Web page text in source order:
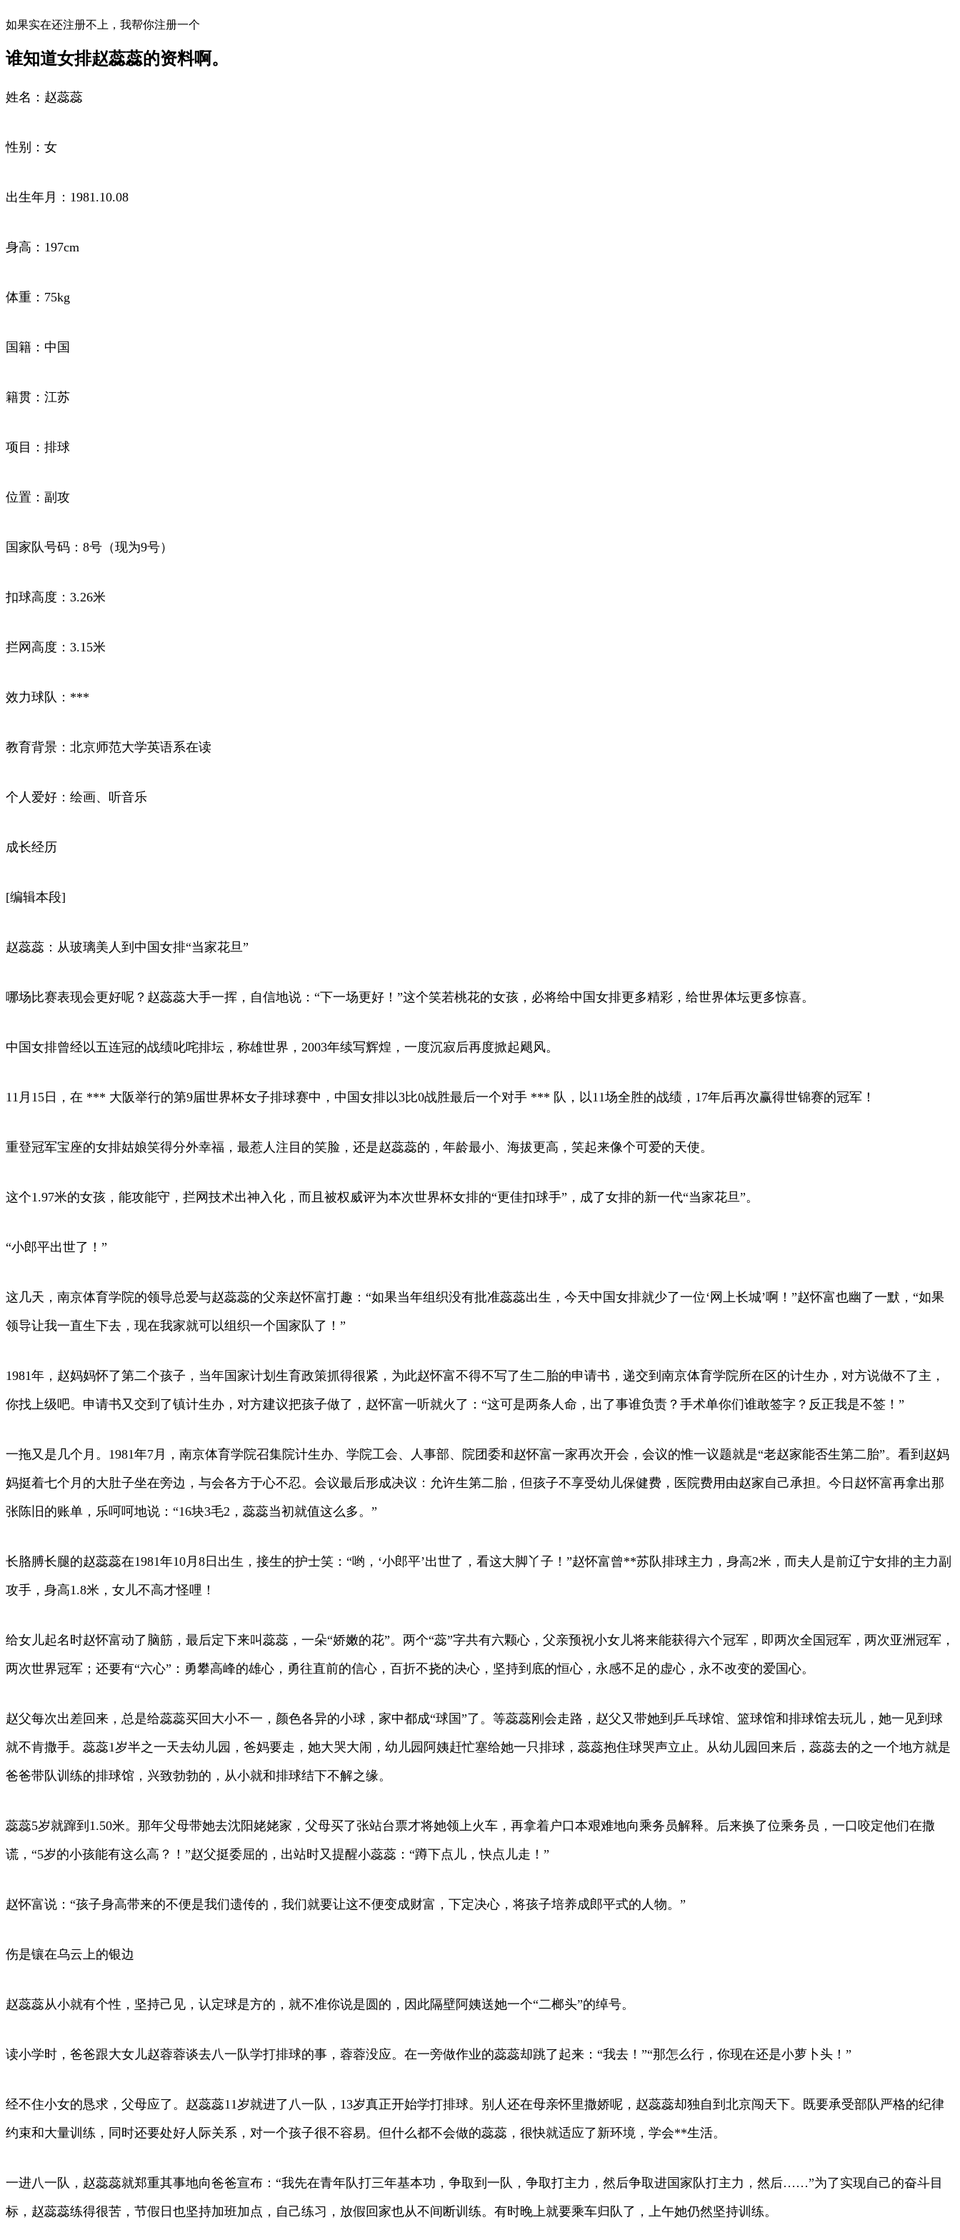
如果实在还注册不上，我帮你注册一个
谁知道女排赵蕊蕊的资料啊。
姓名：赵蕊蕊
性别：女
出生年月：1981.10.08
身高：197cm
体重：75kg
国籍：中国
籍贯：江苏
项目：排球
位置：副攻
国家队号码：8号（现为9号）
扣球高度：3.26米
拦网高度：3.15米
效力球队：***
教育背景：北京师范大学英语系在读
个人爱好：绘画、听音乐
成长经历
[编辑本段]
赵蕊蕊：从玻璃美人到中国女排“当家花旦”
哪场比赛表现会更好呢？赵蕊蕊大手一挥，自信地说：“下一场更好！”这个笑若桃花的女孩，必将给中国女排更多精彩，给世界体坛更多惊喜。
中国女排曾经以五连冠的战绩叱咤排坛，称雄世界，2003年续写辉煌，一度沉寂后再度掀起飓风。
11月15日，在 *** 大阪举行的第9届世界杯女子排球赛中，中国女排以3比0战胜最后一个对手 *** 队，以11场全胜的战绩，17年后再次赢得世锦赛的冠军！
重登冠军宝座的女排姑娘笑得分外幸福，最惹人注目的笑脸，还是赵蕊蕊的，年龄最小、海拔更高，笑起来像个可爱的天使。
这个1.97米的女孩，能攻能守，拦网技术出神入化，而且被权威评为本次世界杯女排的“更佳扣球手”，成了女排的新一代“当家花旦”。
“小郎平出世了！”
这几天，南京体育学院的领导总爱与赵蕊蕊的父亲赵怀富打趣：“如果当年组织没有批准蕊蕊出生，今天中国女排就少了一位‘网上长城’啊！”赵怀富也幽了一默，“如果
领导让我一直生下去，现在我家就可以组织一个国家队了！”
1981年，赵妈妈怀了第二个孩子，当年国家计划生育政策抓得很紧，为此赵怀富不得不写了生二胎的申请书，递交到南京体育学院所在区的计生办，对方说做不了主，
你找上级吧。申请书又交到了镇计生办，对方建议把孩子做了，赵怀富一听就火了：“这可是两条人命，出了事谁负责？手术单你们谁敢签字？反正我是不签！”
一拖又是几个月。1981年7月，南京体育学院召集院计生办、学院工会、人事部、院团委和赵怀富一家再次开会，会议的惟一议题就是“老赵家能否生第二胎”。看到赵妈
妈挺着七个月的大肚子坐在旁边，与会各方于心不忍。会议最后形成决议：允许生第二胎，但孩子不享受幼儿保健费，医院费用由赵家自己承担。今日赵怀富再拿出那
张陈旧的账单，乐呵呵地说：“16块3毛2，蕊蕊当初就值这么多。”
长胳膊长腿的赵蕊蕊在1981年10月8日出生，接生的护士笑：“哟，‘小郎平’出世了，看这大脚丫子！”赵怀富曾**苏队排球主力，身高2米，而夫人是前辽宁女排的主力副
攻手，身高1.8米，女儿不高才怪哩！
给女儿起名时赵怀富动了脑筋，最后定下来叫蕊蕊，一朵“娇嫩的花”。两个“蕊”字共有六颗心，父亲预祝小女儿将来能获得六个冠军，即两次全国冠军，两次亚洲冠军，
两次世界冠军；还要有“六心”：勇攀高峰的雄心，勇往直前的信心，百折不挠的决心，坚持到底的恒心，永感不足的虚心，永不改变的爱国心。
赵父每次出差回来，总是给蕊蕊买回大小不一，颜色各异的小球，家中都成“球国”了。等蕊蕊刚会走路，赵父又带她到乒乓球馆、篮球馆和排球馆去玩儿，她一见到球
就不肯撒手。蕊蕊1岁半之一天去幼儿园，爸妈要走，她大哭大闹，幼儿园阿姨赶忙塞给她一只排球，蕊蕊抱住球哭声立止。从幼儿园回来后，蕊蕊去的之一个地方就是
爸爸带队训练的排球馆，兴致勃勃的，从小就和排球结下不解之缘。
蕊蕊5岁就蹿到1.50米。那年父母带她去沈阳姥姥家，父母买了张站台票才将她领上火车，再拿着户口本艰难地向乘务员解释。后来换了位乘务员，一口咬定他们在撒
谎，“5岁的小孩能有这么高？！”赵父挺委屈的，出站时又提醒小蕊蕊：“蹲下点儿，快点儿走！”
赵怀富说：“孩子身高带来的不便是我们遗传的，我们就要让这不便变成财富，下定决心，将孩子培养成郎平式的人物。”
伤是镶在乌云上的银边
赵蕊蕊从小就有个性，坚持己见，认定球是方的，就不准你说是圆的，因此隔壁阿姨送她一个“二榔头”的绰号。
读小学时，爸爸跟大女儿赵蓉蓉谈去八一队学打排球的事，蓉蓉没应。在一旁做作业的蕊蕊却跳了起来：“我去！”“那怎么行，你现在还是小萝卜头！”
经不住小女的恳求，父母应了。赵蕊蕊11岁就进了八一队，13岁真正开始学打排球。别人还在母亲怀里撒娇呢，赵蕊蕊却独自到北京闯天下。既要承受部队严格的纪律
约束和大量训练，同时还要处好人际关系，对一个孩子很不容易。但什么都不会做的蕊蕊，很快就适应了新环境，学会**生活。
一进八一队，赵蕊蕊就郑重其事地向爸爸宣布：“我先在青年队打三年基本功，争取到一队，争取打主力，然后争取进国家队打主力，然后……”为了实现自己的奋斗目
标，赵蕊蕊练得很苦，节假日也坚持加班加点，自己练习，放假回家也从不间断训练。有时晚上就要乘车归队了，上午她仍然坚持训练。